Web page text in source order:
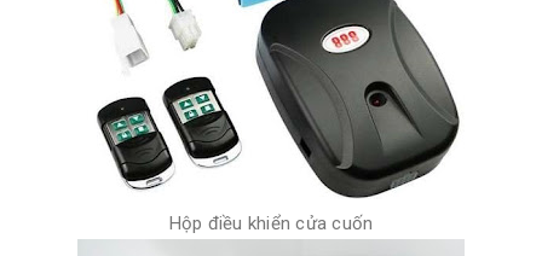
Hộp điều khiển cửa cuốn